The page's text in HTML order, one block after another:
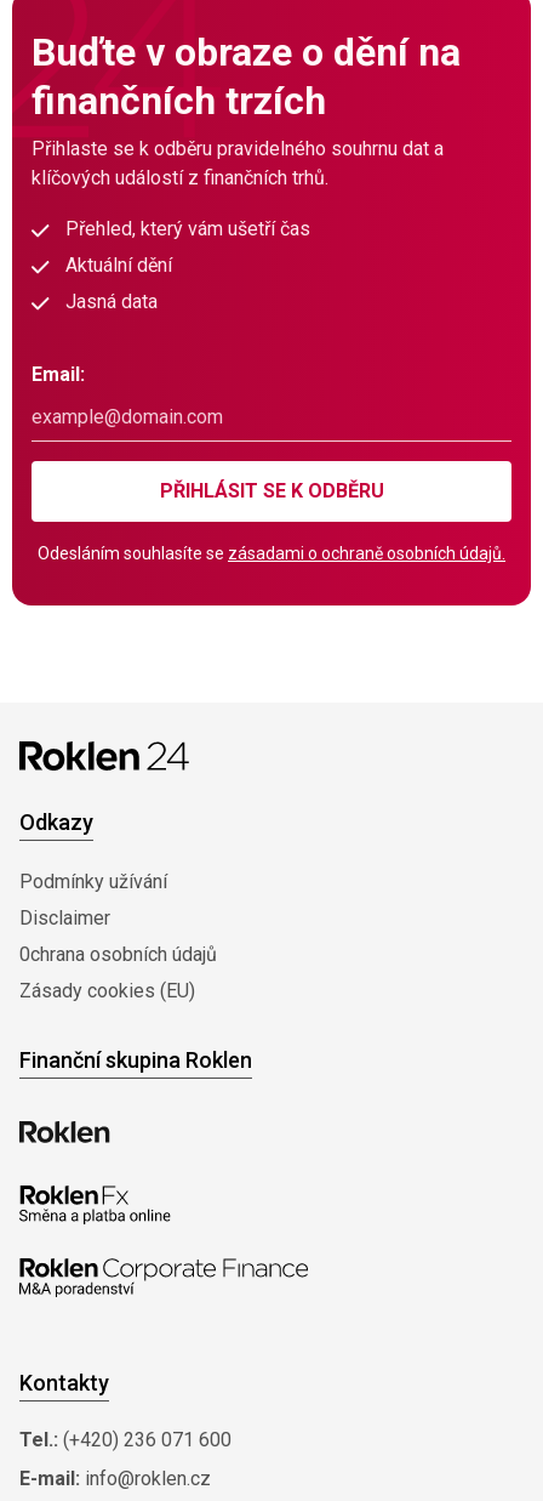
Buďte v obraze o dění na
finančních trzích
Přihlaste se k odběru pravidelného souhrnu dat a
klíčových událostí z finančních trhů.
Přehled, který vám ušetří čas
Aktuální dění
Jasná data
Email:
PŘIHLÁSIT SE K ODBĚRU
Odesláním souhlasíte se zásadami o ochraně osobních údajů.
Odkazy
Podmínky užívání
Disclaimer
0chrana osobních údajů
Zásady cookies (EU)
Finanční skupina Roklen
Kontakty
Tel.: (+420) 236 071 600
E-mail: info@roklen.cz